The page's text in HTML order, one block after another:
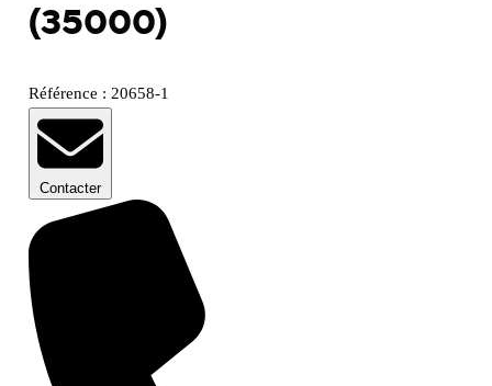
(35000)
Référence : 20658-1
Contacter